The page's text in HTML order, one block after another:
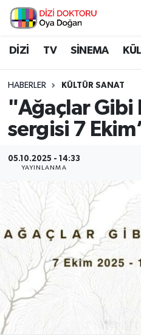
DİZİ TV SİNEMA
HABERLER KÜLTÜR SANAT
"Ağaçlar Gibi
sergisi 7
05.10.2025 - 14:33
YAYINLANMA
İstanbul Nöbetçi
İstanbul Namaz
İstanbul Trafik
Süper Lig Puan
Tüm Manşetler
Son Dakika Haberleri
Haber Arşivi